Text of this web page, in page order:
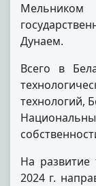
Дунаем.
Всего в
технологий,
На развитие
2024 г.